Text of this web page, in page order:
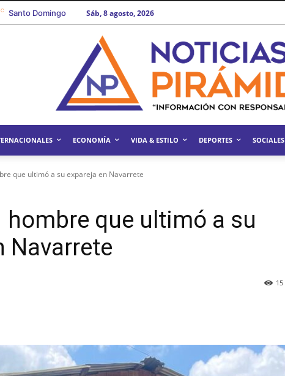
C Santo Domingo Sáb, 8 agosto, 2026
ECONOMÍA VIDA & ESTILO DEPORTES SOCIALES
que ultimó a su expareja en Navarrete
hombre que ultimó a su
Navarrete
15